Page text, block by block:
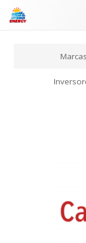
Marcas